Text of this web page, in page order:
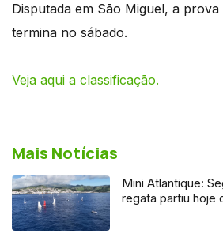
Disputada em São Miguel, a
termina no sábado.
Veja aqui a classificação.
Mais Notícias
Mini Atlantique:
regata partiu hoje